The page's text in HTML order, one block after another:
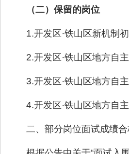
（二） 保留的岗位
1.开发区·铁山区新机制
2.开发区·铁山区地方自
3.开发区·铁山区地方自
4.开发区·铁山区地方自
二、部分岗位面试成绩